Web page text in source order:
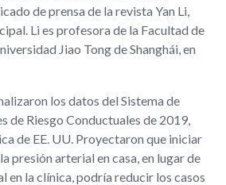
de prensa de la revista Yan Li,
Li es profesora de la Facultad de
Jiao Tong de Shanghái, en
los datos del Sistema de
de Riesgo Conductuales de 2019,
de EE. UU. Proyectaron que iniciar
presión arterial en casa, en lugar de
en la clínica, podría reducir los casos